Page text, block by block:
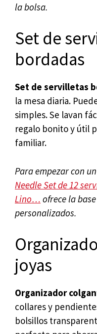
la bolsa.
Set de
bordadas
Set de servilletas
la mesa diaria.
simples. Se lavan
regalo bonito y útil
familiar.
Para empezar con
Needle Set de 12
Lino… ofrece la
personalizados.
joyas
Organizador
collares y
bolsillos